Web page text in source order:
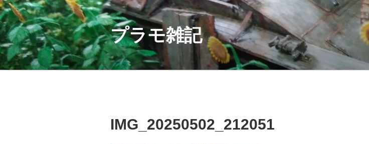
コ
ン
テ
ン
ツ
へ
プラモ雑記
IMG_20250502_212051